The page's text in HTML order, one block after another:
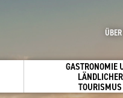
GASTRONOMIE
LÄNDLICHER
TOURISMUS